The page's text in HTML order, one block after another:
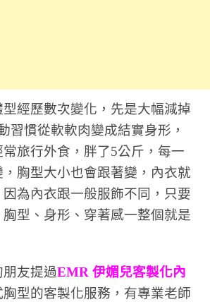
經歷數次變化，先是大幅減掉
習慣從軟軟肉變成結實身形，
旅行外食，胖了5公斤，每一
胸型大小也會跟著變，內衣就
為內衣跟一般服飾不同，只要
型、身形、穿著感一整個就是
友提過EMR 伊媚兒客製化內
型的客製化服務，有專業老師